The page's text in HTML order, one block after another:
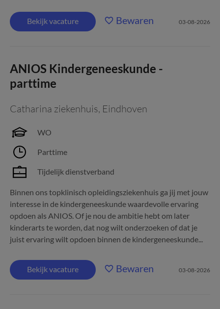
Bekijk vacature Bewaren 03-08-2026
ANIOS Kindergeneeskunde -
parttime
Catharina ziekenhuis, Eindhoven
WO
Parttime
Tijdelijk dienstverband
Binnen ons topklinisch opleidingsziekenhuis ga jij met jouw
interesse in de kindergeneeskunde waardevolle ervaring
opdoen als ANIOS. Of je nou de ambitie hebt om later
kinderarts te worden, dat nog wilt onderzoeken of dat je
juist ervaring wilt opdoen binnen de kindergeneeskunde...
Bekijk vacature Bewaren 03-08-2026